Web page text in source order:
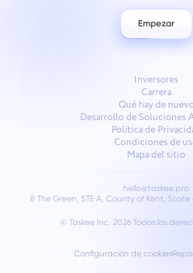
Empezar
Inversores
Carrera
Qué hay de nuevo
Desarrollo de Soluciones
Política de
Condiciones de
Mapa del sitio
© Taskee Inc. 2026 Todos los
hello@taskee.pro
8 The Green, STE A, County of Kent, State
Configuración de cookies